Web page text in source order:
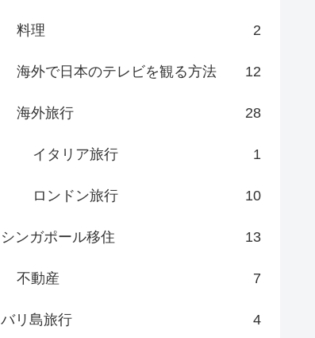
料理 2
海外で日本のテレビを観る方法 12
海外旅行 28
イタリア旅行 1
ロンドン旅行 10
シンガポール移住 13
不動産 7
バリ島旅行 4